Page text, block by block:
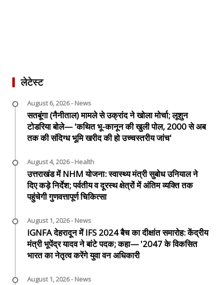
लेटेस्ट
August 6, 2026 - News
सतबूंगा (नैनीताल) मामले से उक्रांद ने खोला मोर्चा; लूशुन
टोडरिया बोले— 'कथित भू-कानून की खुली पोल, 2000 से अब
तक की संदिग्ध भूमि खरीद की हो उच्चस्तरीय जांच'
August 4, 2026 - Health
उत्तराखंड में NHM योजना: स्वास्थ्य मंत्री सुबोध उनियाल ने
दिए कड़े निर्देश; पर्वतीय व दूरस्थ क्षेत्रों में अंतिम व्यक्ति तक
पहुंचेगी गुणवत्तापूर्ण चिकित्सा
August 1, 2026 - News
IGNFA देहरादून में IFS 2024 बैच का दीक्षांत समारोह: केंद्रीय
मंत्री भूपेंद्र यादव ने बांटे पदक; कहा— '2047 के विकसित
भारत का नेतृत्व करेंगे युवा वन अधिकारी
August 1, 2026 - News